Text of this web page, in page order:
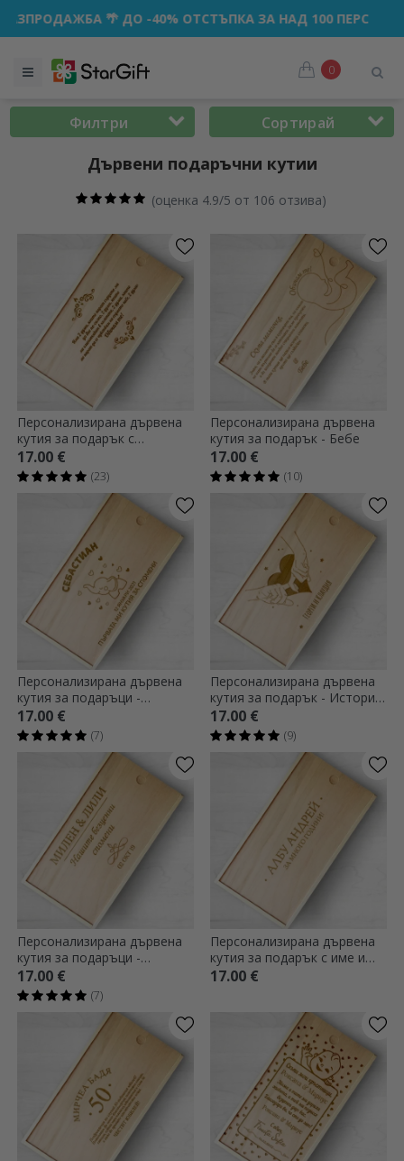
-40% ОТСТЪПКА ЗА НАД 100 ПЕРСОНАЛИЗИРАНИ
0
Филтри Сортирай
Дървени подаръчни кутии
(оценка 4.9/5 от 106 отзива)
Персонализирана дървена
кутия за подарък с
послание
17.00 €
(23)
Персонализирана дървена
кутия за подарък - Бебе
17.00 €
(10)
Персонализирана дървена
кутия за подаръци -
Спомени на бебето
17.00 €
(7)
Персонализирана дървена
кутия за подарък - История
за двама
17.00 €
(9)
Персонализирана дървена
кутия за подаръци -
Спомени
17.00 €
(7)
Персонализирана дървена
кутия за подарък с име и
текст
17.00 €